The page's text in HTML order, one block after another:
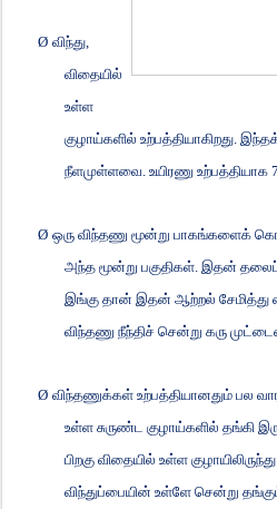
Ø விந்து,
விதையில்
உள்ள
குழாய்களில் உற்பத்தியாகிறது.
நீளமுள்ளவை. உயிரணு உற்பத்தியாக
Ø ஒரு விந்தணு மூன்று பாகங்களைக்
அந்த மூன்று பகுதிகள். இதன்
இங்கு தான் இதன் ஆற்றல் சேமித்து
விந்தணு நீந்திச் சென்று கரு
Ø விந்தணுக்கள் உற்பத்தியானதும் பல
உள்ள சுருண்ட குழாய்களில் தங்கி
பிறகு விதையில் உள்ள
விந்துப்பையின் உள்ளே சென்று